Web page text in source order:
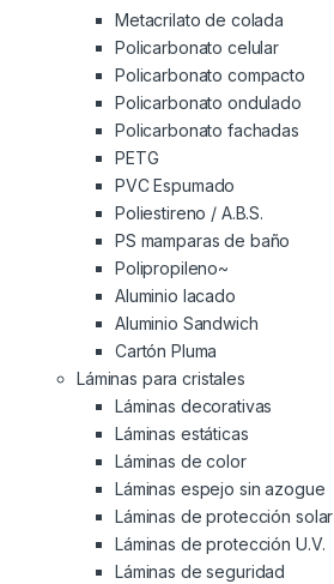
Metacrilato de colada
Policarbonato celular
Policarbonato compacto
Policarbonato ondulado
Policarbonato fachadas
PETG
PVC Espumado
Poliestireno / A.B.S.
PS mamparas de baño
Polipropileno~
Aluminio lacado
Aluminio Sandwich
Cartón Pluma
Láminas para cristales
Láminas decorativas
Láminas estáticas
Láminas de color
Láminas espejo sin azogue
Láminas de protección solar
Láminas de protección U.V.
Láminas de seguridad